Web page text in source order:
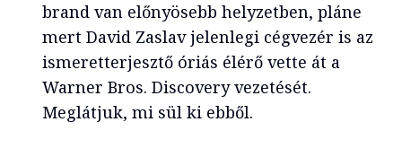
brand van előnyösebb helyzetben, pláne
mert David Zaslav jelenlegi cégvezér is az
ismeretterjesztő óriás élérő vette át a
Warner Bros. Discovery vezetését.
Meglátjuk, mi sül ki ebből.